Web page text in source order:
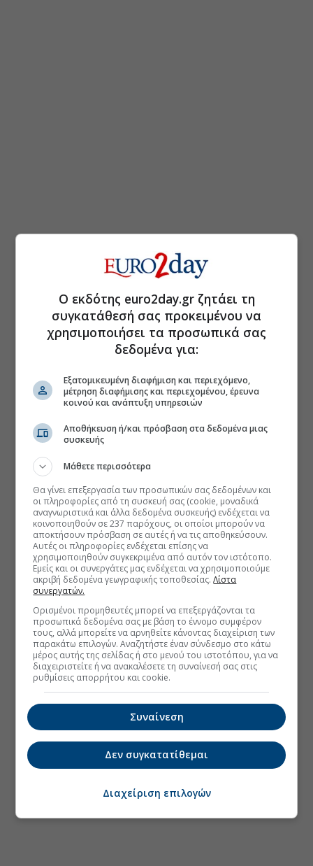
Ο εκδότης euro2day.gr ζητάει τη
συγκατάθεσή σας προκειμένου να
χρησιμοποιήσει τα προσωπικά σας
δεδομένα για:
Εξατομικευμένη διαφήμιση και περιεχόμενο,
μέτρηση διαφήμισης και περιεχομένου, έρευνα
κοινού και ανάπτυξη υπηρεσιών
Αποθήκευση ή/και πρόσβαση στα δεδομένα μιας
συσκευής
Μάθετε περισσότερα
Θα γίνει επεξεργασία των προσωπικών σας δεδομένων και
οι πληροφορίες από τη συσκευή σας (cookie, μοναδικά
αναγνωριστικά και άλλα δεδομένα συσκευής) ενδέχεται να
κοινοποιηθούν σε 237 παρόχους, οι οποίοι μπορούν να
αποκτήσουν πρόσβαση σε αυτές ή να τις αποθηκεύσουν.
Αυτές οι πληροφορίες ενδέχεται επίσης να
χρησιμοποιηθούν συγκεκριμένα από αυτόν τον ιστότοπο.
Εμείς και οι συνεργάτες μας ενδέχεται να χρησιμοποιούμε
ακριβή δεδομένα γεωγραφικής τοποθεσίας.Λίστα
συνεργατών.
Ορισμένοι προμηθευτές μπορεί να επεξεργάζονται τα
προσωπικά δεδομένα σας με βάση το έννομο συμφέρον
τους, αλλά μπορείτε να αρνηθείτε κάνοντας διαχείριση των
παρακάτω επιλογών. Αναζητήστε έναν σύνδεσμο στο κάτω
μέρος αυτής της σελίδας ή στο μενού του ιστοτόπου, για να
διαχειριστείτε ή να ανακαλέσετε τη συναίνεσή σας στις
ρυθμίσεις απορρήτου και cookie.
Συναίνεση
Δεν συγκατατίθεμαι
Διαχείριση επιλογών